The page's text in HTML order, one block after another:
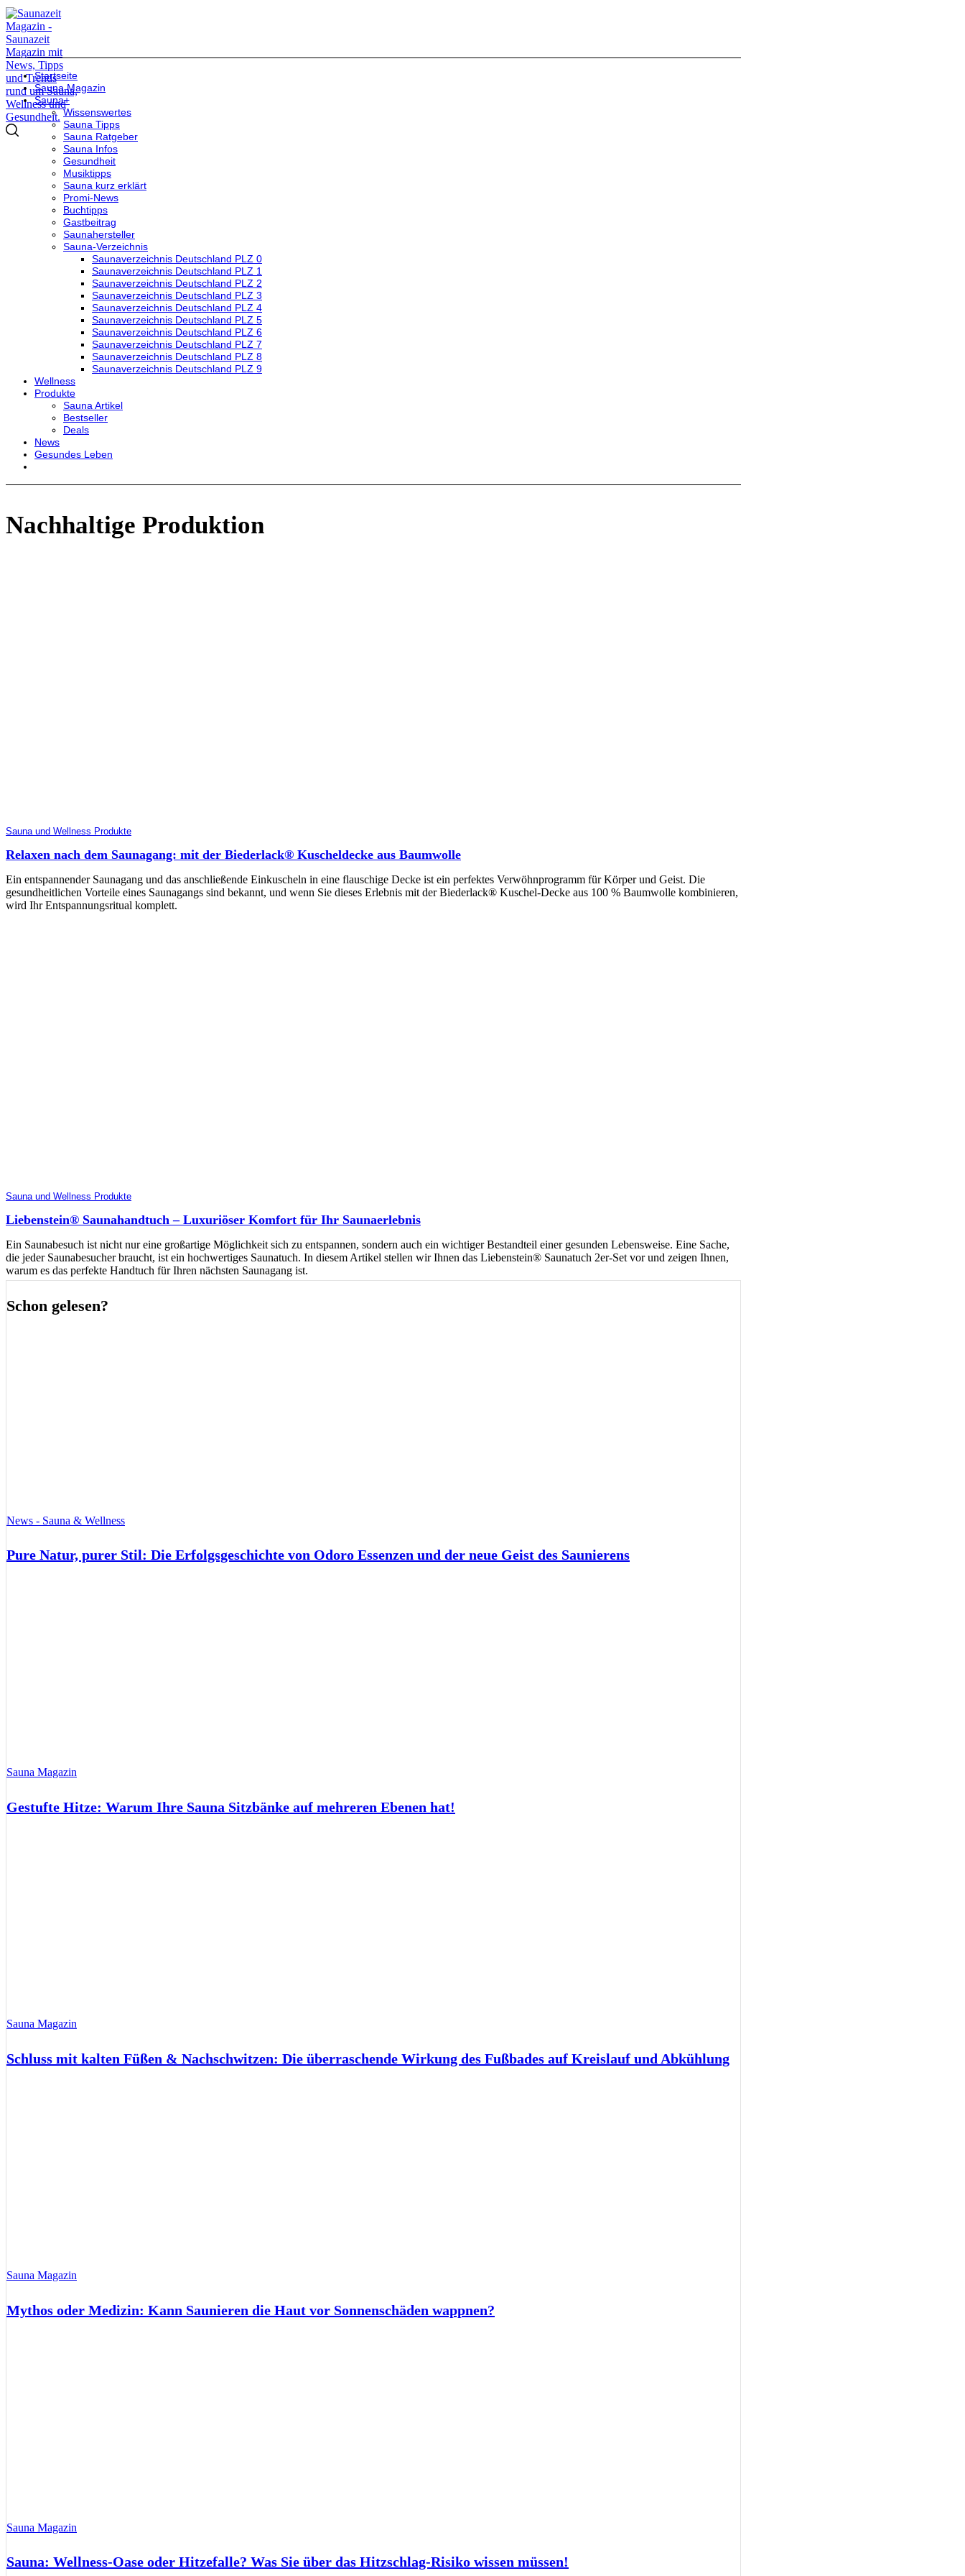
Startseite
Sauna Magazin
Sauna+
Wissenswertes
Sauna Tipps
Sauna Ratgeber
Sauna Infos
Gesundheit
Musiktipps
Sauna kurz erklärt
Promi-News
Buchtipps
Gastbeitrag
Saunahersteller
Sauna-Verzeichnis
Saunaverzeichnis Deutschland PLZ 0
Saunaverzeichnis Deutschland PLZ 1
Saunaverzeichnis Deutschland PLZ 2
Saunaverzeichnis Deutschland PLZ 3
Saunaverzeichnis Deutschland PLZ 4
Saunaverzeichnis Deutschland PLZ 5
Saunaverzeichnis Deutschland PLZ 6
Saunaverzeichnis Deutschland PLZ 7
Saunaverzeichnis Deutschland PLZ 8
Saunaverzeichnis Deutschland PLZ 9
Wellness
Produkte
Sauna Artikel
Bestseller
Deals
News
Gesundes Leben
Nachhaltige Produktion
Sauna und Wellness Produkte
Relaxen nach dem Saunagang: mit der Biederlack® Kuscheldecke aus Baumwolle
Ein entspannender Saunagang und das anschließende Einkuscheln in eine flauschige Decke ist ein perfektes Verwöhnprogramm für Körper und Geist. Die
gesundheitlichen Vorteile eines Saunagangs sind bekannt, und wenn Sie dieses Erlebnis mit der Biederlack® Kuschel-Decke aus 100 % Baumwolle kombinieren,
wird Ihr Entspannungsritual komplett.
Sauna und Wellness Produkte
Liebenstein® Saunahandtuch – Luxuriöser Komfort für Ihr Saunaerlebnis
Ein Saunabesuch ist nicht nur eine großartige Möglichkeit sich zu entspannen, sondern auch ein wichtiger Bestandteil einer gesunden Lebensweise. Eine Sache,
die jeder Saunabesucher braucht, ist ein hochwertiges Saunatuch. In diesem Artikel stellen wir Ihnen das Liebenstein® Saunatuch 2er-Set vor und zeigen Ihnen,
warum es das perfekte Handtuch für Ihren nächsten Saunagang ist.
Schon gelesen?
News - Sauna & Wellness
Pure Natur, purer Stil: Die Erfolgsgeschichte von Odoro Essenzen und der neue Geist des Saunierens
Sauna Magazin
Gestufte Hitze: Warum Ihre Sauna Sitzbänke auf mehreren Ebenen hat!
Sauna Magazin
Schluss mit kalten Füßen & Nachschwitzen: Die überraschende Wirkung des Fußbades auf Kreislauf und Abkühlung
Sauna Magazin
Mythos oder Medizin: Kann Saunieren die Haut vor Sonnenschäden wappnen?
Sauna Magazin
Sauna: Wellness-Oase oder Hitzefalle? Was Sie über das Hitzschlag-Risiko wissen müssen!